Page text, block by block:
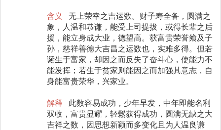
含义
无上荣幸之吉运数。财子寿全备，圆满之
象，人温和恭谦，能受上司提拔，或得长辈之后
援，能立身成大业，德望高。获富贵荣誉飨及子
孙，慈祥善德大吉昌之运数也，实难多得。但若
诞生于富家，却因之而反失了奋斗心，使能力不
能发挥；若生于贫家则能因之而加强其意志，自
身能富贵荣华，兴家业。
解释
此数容易成功，少年早发，中年即能名利
双收，富贵显耀，轻鬆获得成功，圆满无缺之大
吉祥之数，因思想新颖而多变化且为人温良谦